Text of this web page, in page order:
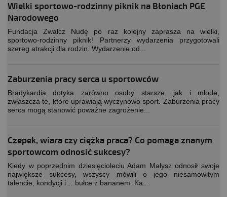
Wielki sportowo-rodzinny piknik na Błoniach PGE
Narodowego
Fundacja Zwalcz Nudę po raz kolejny zaprasza na wielki,
sportowo-rodzinny piknik! Partnerzy wydarzenia przygotowali
szereg atrakcji dla rodzin. Wydarzenie od...
Zaburzenia pracy serca u sportowców
Bradykardia dotyka zarówno osoby starsze, jak i młode,
zwłaszcza te, które uprawiają wyczynowo sport. Zaburzenia pracy
serca mogą stanowić poważne zagrożenie...
Czepek, wiara czy ciężka praca? Co pomaga znanym
sportowcom odnosić sukcesy?
Kiedy w poprzednim dziesięcioleciu Adam Małysz odnosił swoje
największe sukcesy, wszyscy mówili o jego niesamowitym
talencie, kondycji i… bułce z bananem. Ka...